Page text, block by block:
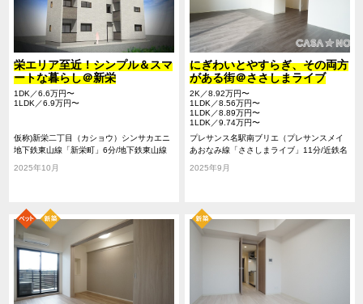
栄エリア至近！シンプル＆スマ
ートな暮らし＠新栄
1DK／6.6万円〜
1LDK／6.9万円〜
仮称)新栄二丁目（カショウ）シンサカエニ
チョウメ）
地下鉄東山線「新栄町」6分/地下鉄東山線
2025年10月
にぎわいとやすらぎ、その両方
がある街＠ささしまライブ
2K／8.92万円〜
1LDK／8.56万円〜
1LDK／8.89万円〜
1LDK／9.74万円〜
プレサンス名駅南ブリエ（プレサンスメイ
エキミナミブリエ）
あおなみ線「ささしまライブ」11分/近鉄名
音」16分
2025年9月